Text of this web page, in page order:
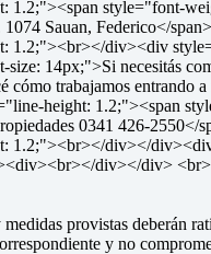
1.2;"><span style="font-
Sauan, Federico</
1.2;"><br></div><div
size: 14px;">Si necesitás
cómo trabajamos entrando
height: 1.2;"><span
0341 426-2550</
1.2;"><br></div></
div></div>
provistas deberán
y no